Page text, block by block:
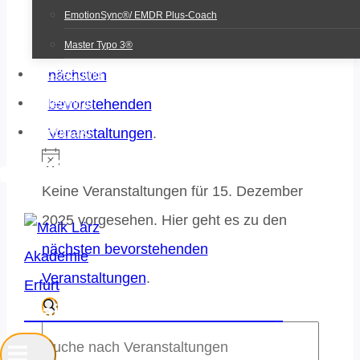
EmotionSync®/ EMDR Plus-Coach
Master Typo 3®
Coaching
Termine
Kontakt
Maik Lärz Akademie Erfurt
2025
den
nächsten
bevorstehenden
Veranstaltungen.
Hinweis
Keine Veranstaltungen für 15. Dezember
2025 vorgesehen. Hier geht es zu den
nächsten bevorstehenden
Veranstaltungen.
SUCHE
Bitte